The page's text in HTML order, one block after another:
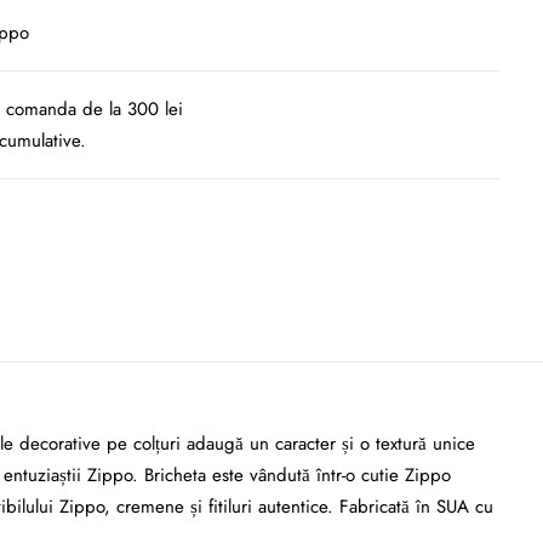
de la 300 lei
pe colțuri adaugă un caracter și o textură unice
Zippo. Bricheta este vândută într-o cutie Zippo
Zippo, cremene și fitiluri autentice. Fabricată în SUA cu